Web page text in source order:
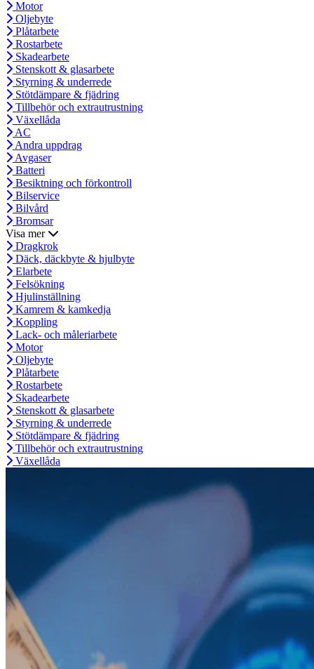
Motor
Oljebyte
Plåtarbete
Rostarbete
Skadearbete
Stenskott & glasarbete
Styrning & underrede
Stötdämpare & fjädring
Tillbehör och extrautrustning
Växellåda
AC
Andra uppdrag
Avgaser
Batteri
Besiktning och förkontroll
Bilservice
Bilvård
Bromsar
Visa mer
Dragkrok
Däck, däckbyte & hjulbyte
Elarbete
Felsökning
Hjulinställning
Kamrem & kamkedja
Koppling
Lack- och måleriarbete
Motor
Oljebyte
Plåtarbete
Rostarbete
Skadearbete
Stenskott & glasarbete
Styrning & underrede
Stötdämpare & fjädring
Tillbehör och extrautrustning
Växellåda